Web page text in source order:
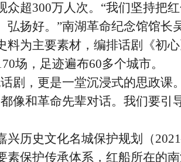
众超300万人次。“我们坚持把
扬好。”南湖革命纪念馆馆长
为主要素材，编排话剧《初心
场，足迹遍布60多个城市。
剧，更是一堂沉浸式的思政课
像和革命先辈对话。我们要引
历史文化名城保护规划（
素保护传承体系，红船所在的